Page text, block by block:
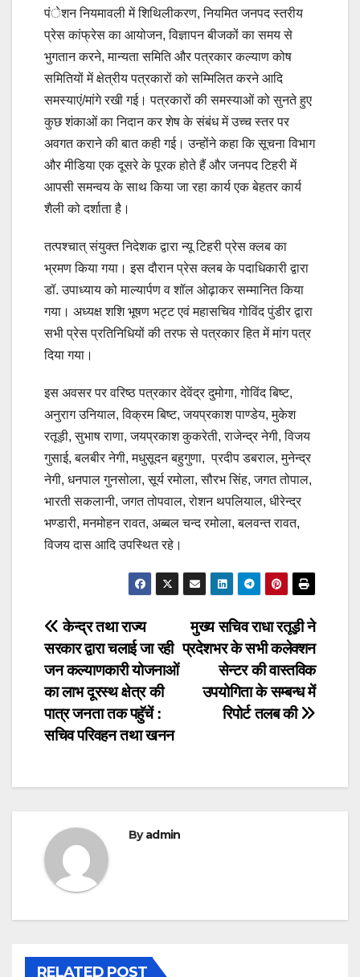
पंेशन नियमावली में शिथिलीकरण, नियमित जनपद स्तरीय
प्रेस कांफ्रेस का आयोजन, विज्ञापन बीजकों का समय से
भुगतान करने, मान्यता समिति और पत्रकार कल्याण कोष
समितियों में क्षेत्रीय पत्रकारों को सम्मिलित करने आदि
समस्याएं/मांगे रखी गई। पत्रकारों की समस्याओं को सुनते हुए
कुछ शंकाओं का निदान कर शेष के संबंध में उच्च स्तर पर
अवगत कराने की बात कही गई। उन्होंने कहा कि सूचना विभाग
और मीडिया एक दूसरे के पूरक होते हैं और जनपद टिहरी में
आपसी समन्वय के साथ किया जा रहा कार्य एक बेहतर कार्य
शैली को दर्शाता है।
तत्पश्चात् संयुक्त निदेशक द्वारा न्यू टिहरी प्रेस क्लब का
भ्रमण किया गया। इस दौरान प्रेस क्लब के पदाधिकारी द्वारा
डॉ. उपाध्याय को माल्यार्पण व शॉल ओढ़ाकर सम्मानित किया
गया। अध्यक्ष शशि भूषण भट्ट एवं महासचिव गोविंद पुंडीर द्वारा
सभी प्रेस प्रतिनिधियों की तरफ से पत्रकार हित में मांग पत्र
दिया गया।
इस अवसर पर वरिष्ठ पत्रकार देवेंद्र दुमोगा, गोविंद बिष्ट,
अनुराग उनियाल, विक्रम बिष्ट, जयप्रकाश पाण्डेय, मुकेश
रतूड़ी, सुभाष राणा, जयप्रकाश कुकरेती, राजेन्द्र नेगी, विजय
गुसाई, बलबीर नेगी, मधुसूदन बहुगुणा, प्रदीप डबराल, मुनेन्द्र
नेगी, धनपाल गुनसोला, सूर्य रमोला, सौरभ सिंह, जगत तोपाल,
भारती सकलानी, जगत तोपवाल, रोशन थपलियाल, धीरेन्द्र
भण्डारी, मनमोहन रावत, अब्बल चन्द रमोला, बलवन्त रावत,
विजय दास आदि उपस्थित रहे।
Post
navigation
मुख्य सचिव राधा रतूड़ी ने
प्रदेशभर के सभी कलेक्शन
सेन्टर की वास्तविक
उपयोगिता के सम्बन्ध में
रिपोर्ट तलब की
केन्द्र तथा राज्य
सरकार द्वारा चलाई जा रही
जन कल्याणकारी योजनाओं
का लाभ दूरस्थ क्षेत्र की
पात्र जनता तक पहुॅचें :
सचिव परिवहन तथा खनन
Byadmin
RELATED POST